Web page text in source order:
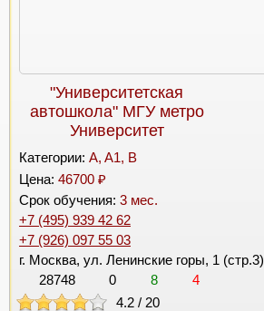
"Университетская
автошкола" МГУ метро
Университет
Категории: A, A1, B
Цена: 46700 ₽
Срок обучения: 3 мес.
+7 (495) 939 42 62
+7 (926) 097 55 03
г. Москва, ул. Ленинские горы, 1 (стр.3)
28748
0 8
4
4.2 / 20